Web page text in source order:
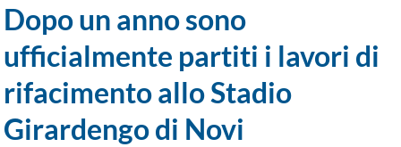
Dopo un anno sono
ufficialmente partiti i lavori di
rifacimento allo Stadio
Girardengo di Novi